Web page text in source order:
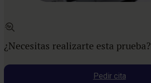
¿Necesitas realizarte esta prueba?
Pedir cita